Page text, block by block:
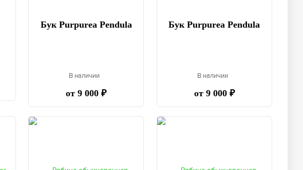
Бук Purpurea Pendula
В наличии
от 9 000 ₽
Бук Purpurea Pendula
В наличии
от 9 000 ₽